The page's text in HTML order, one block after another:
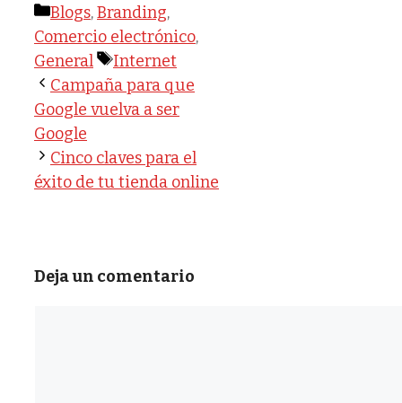
Categorías
Blogs,Branding,
Comercio electrónico,
General
Etiquetas
Internet
Campaña para que
Google vuelva a ser
Google
Cinco claves para el
éxito de tu tienda online
Deja un comentario